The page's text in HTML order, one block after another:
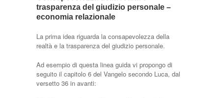
trasparenza del giudizio personale –
economia relazionale
La prima idea riguarda la consapevolezza della
realtà e la trasparenza del giudizio personale.
Ad esempio di questa linea guida vi propongo di
seguito il capitolo 6 del Vangelo secondo Luca, dal
versetto 36 in avanti: